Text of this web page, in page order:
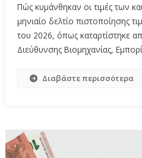
Πώς κυμάνθηκαν οι τιμές των
μηνιαίο δελτίο πιστοποίησης
του 2026, όπως καταρτίστηκε
Διεύθυνσης Βιομηχανίας,
Διαβάστε περισσότερα